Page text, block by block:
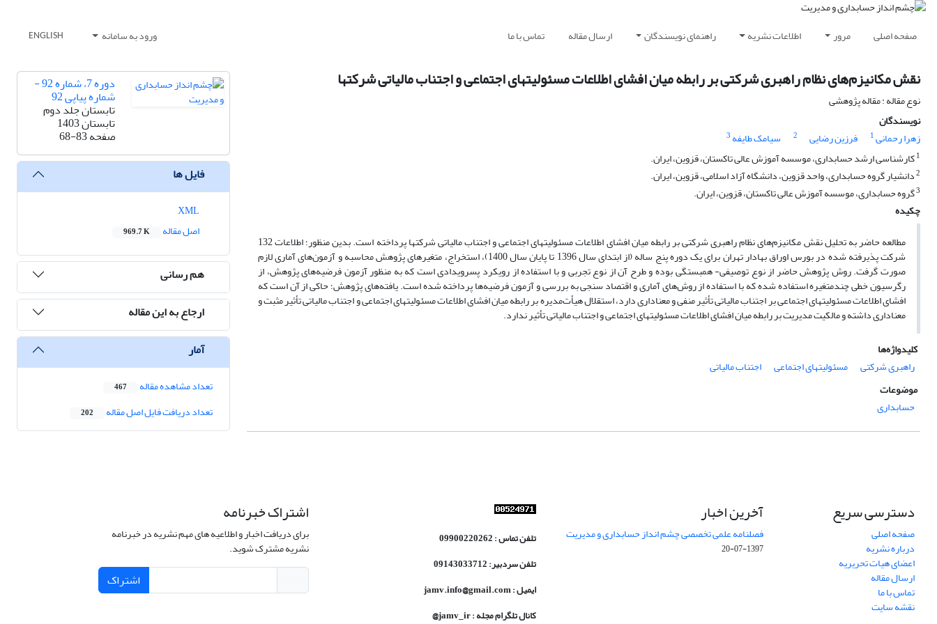
صفحه اصلی مرور اطلاعات نشریه راهنمای نویسندگان ارسال مقاله تماس با ما ورود به سامانه ENGLISH
نقش مکانیزم‌های نظام راهبری شرکتی بر رابطه میان افشای اطلاعات مسئولیتهای اجتماعی و اجتناب مالیاتی شرکتها
نوع مقاله : مقاله پژوهشی
نویسندگان
زهرا رحمانی1 فرزین رضایی 2 سیامک طایفه 3
1کارشناسی ارشد حسابداری، موسسه آموزش عالی تاکستان، قزوین، ایران.
2دانشیار گروه حسابداری، واحد قزوین، دانشگاه آزاد اسلامی، قزوین، ایران.
3گروه حسابداری، موسسه آموزش عالی تاکستان، قزوین، ایران.
چکیده
مطالعه حاضر به تحلیل نقش مکانیزم‌های نظام راهبری شرکتی بر رابطه میان افشای اطلاعات مسئولیتهای اجتماعی و اجتناب مالیاتی شرکتها پرداخته است. بدین منظور؛ اطلاعات 132
شرکت پذیرفته شده در بورس اوراق بهادار تهران برای یک دوره پنج ساله (از ابتدای سال 1396 تا پایان سال 1400)‌، استخراج، ‌متغیرهای پژوهش محاسبه و آزمون‌های آماری لازم
صورت گرفت. روش پژوهش حاضر از نوع توصیفی- همبستگی بوده و طرح آن از نوع تجربی و با استفاده از رویکرد پس‏رویدادی است که به منظور آزمون فرضیه‌های پژوهش، از
رگرسیون خطی چندمتغیره استفاده شده که با استفاده از روش‌های آماری و اقتصاد سنجی به بررسی و آزمون فرضیه‌ها پرداخته شده است. یافته‌های پژوهش؛ حاکی از آن است که
افشای اطلاعات مسئولیتهای اجتماعی بر اجتناب مالیاتی تأثیر منفی و معناداری دارد، استقلال هیأت‌مدیره بر رابطه میان افشای اطلاعات مسئولیتهای اجتماعی و اجتناب مالیاتی تأثیر مثبت و
معناداری داشته و مالکیت مدیریت بر رابطه میان افشای اطلاعات مسئولیتهای اجتماعی و اجتناب مالیاتی تأثیر ندارد.
کلیدواژه‌ها
راهبری شرکتی
مسئولیتهای اجتماعی
اجتناب مالیاتی‌
موضوعات
حسابداری
دوره 7، شماره 92 -
شماره پیاپی 92
تابستان جلد دوم
تابستان 1403
صفحه68-83
فایل ها
اصل مقاله
969.7 K
هم رسانی
ارجاع به این مقاله
آمار
تعداد مشاهده مقاله 467
تعداد دریافت فایل اصل مقاله 202
دسترسی سریع
صفحه اصلی
درباره نشریه
اعضای هیات تحریریه
ارسال مقاله
تماس با ما
نقشه سایت
آخرین اخبار
فصلنامه علمی تخصصی چشم انداز حسابداری و مدیریت
1397-07-20
تلفن تماس : 09900220262
تلفن سردبیر: 09143033712
ایمیل : jamv.info@gmail.com
کانال تلگرام مجله : jamv_ir@
اشتراک خبرنامه
برای دریافت اخبار و اطلاعیه های مهم نشریه در خبرنامه
نشریه مشترک شوید.
اشتراک